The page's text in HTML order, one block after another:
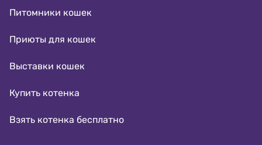
Питомники кошек
Приюты для кошек
Выставки кошек
Купить котенка
Взять котенка бесплатно